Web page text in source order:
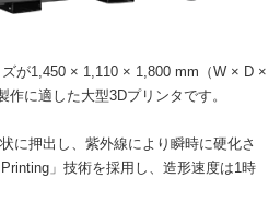
ズが1,450 × 1,110 × 1,800 mm（W × D ×
に適した大型3Dプリンタです。
に押出し、紫外線により瞬時に硬化さ
」技術を採用し、造形速度は1時